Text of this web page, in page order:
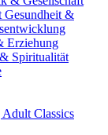
Gesundheit &
Erziehung
Spiritualität
Adult Classics